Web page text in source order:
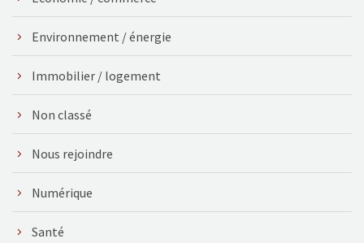
Environnement / énergie
Immobilier / logement
Non classé
Nous rejoindre
Numérique
Santé